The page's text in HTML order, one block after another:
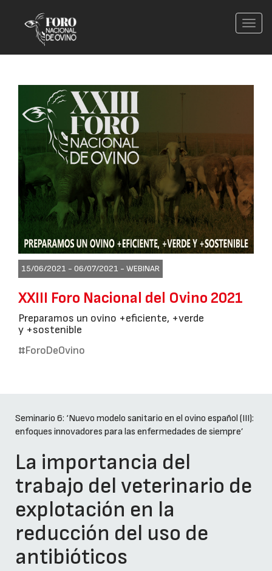
15/06/2021 - 06/07/2021 - WEBINAR
XXIII Foro Nacional del Ovino 2021
Preparamos un ovino +eficiente, +verde
y +sostenible
#ForoDeOvino
Seminario 6: ‘Nuevo modelo sanitario en el ovino español (III):
enfoques innovadores para las enfermedades de siempre’
La importancia del
trabajo del veterinario de
explotación en la
reducción del uso de
antibióticos